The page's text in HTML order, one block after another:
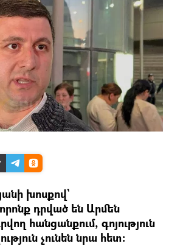
խոսքով`
դրված են Արմեն
հանցանքում, գոյություն
չունեն նրա հետ։